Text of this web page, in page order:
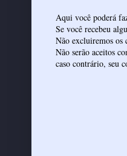
Aqui você poderá
Se você recebeu
Não excluiremos os
Não serão aceitos
caso contrário, seu